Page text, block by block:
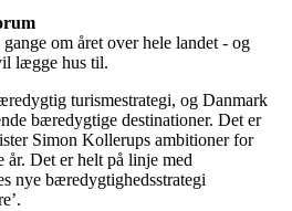
om året over hele landet - og
lægge hus til.
turismestrategi, og Danmark
bæredygtige destinationer. Det er
Simon Kollerups ambitioner for
år. Det er helt på linje med
nye bæredygtighedsstrategi